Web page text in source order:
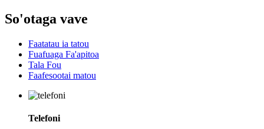
So'otaga vave
Faatatau ia tatou
Fuafuaga Fa'apitoa
Tala Fou
Faafesootai matou
Telefoni